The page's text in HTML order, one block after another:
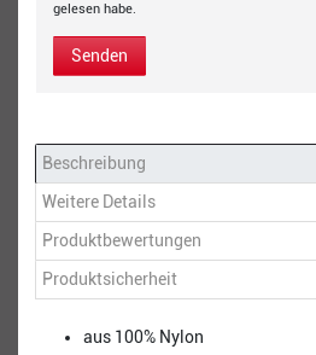
gelesen habe.
Senden
Beschreibung
Weitere Details
Produktbewertungen
Produktsicherheit
aus 100% Nylon